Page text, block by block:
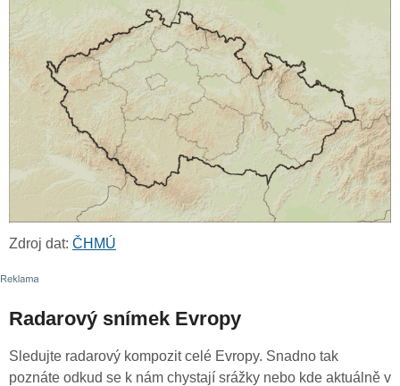
Zdroj dat: ČHMÚ
Radarový snímek Evropy
Sledujte radarový kompozit celé Evropy. Snadno tak
poznáte odkud se k nám chystají srážky nebo kde aktuálně v